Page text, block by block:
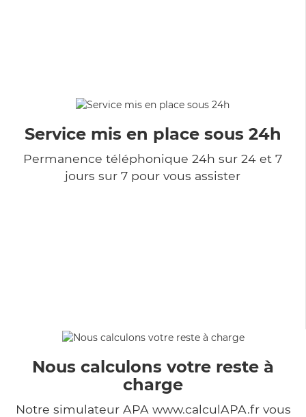
Service mis en place sous 24h
Permanence téléphonique 24h sur 24 et 7
jours sur 7 pour vous assister
Nous calculons votre reste à
charge
Notre simulateur APA www.calculAPA.fr vous